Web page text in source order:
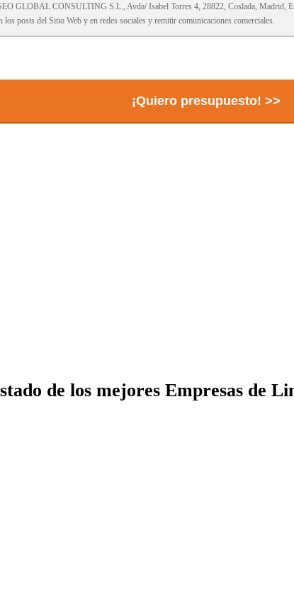
GLOBAL CONSULTING S.L., Avda/ Isabel Torres 4, 28822, Coslada, Madrid,
posts del Sitio Web y en redes sociales y remitir comunicaciones comerciales.
en nuestra
de los mejores Empresas de